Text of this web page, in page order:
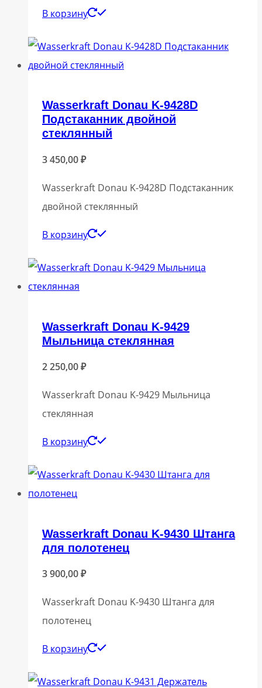
В корзину
Wasserkraft Donau K-9428D
Подстаканник двойной
стеклянный
3 450,00₽
Wasserkraft Donau K-9428D Подстаканник
двойной стеклянный
В корзину
Wasserkraft Donau K-9429
Мыльница стеклянная
2 250,00₽
Wasserkraft Donau K-9429 Мыльница
стеклянная
В корзину
Wasserkraft Donau K-9430 Штанга
для полотенец
3 900,00₽
Wasserkraft Donau K-9430 Штанга для
полотенец
В корзину